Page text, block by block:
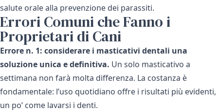
salute orale alla prevenzione dei parassiti.
Errori Comuni che Fanno i
Proprietari di Cani
Errore n. 1: considerare i masticativi dentali una
soluzione unica e definitiva. Un solo masticativo a
settimana non farà molta differenza. La costanza è
fondamentale: l’uso quotidiano offre i risultati più evidenti,
un po’ come lavarsi i denti.